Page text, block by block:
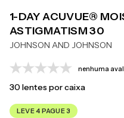
1-DAY ACUVUE®
ASTIGMATISM 30
JOHNSON AND JOHNSON
nenhuma
30lentes por caixa
LEVE 4 PAGUE 3